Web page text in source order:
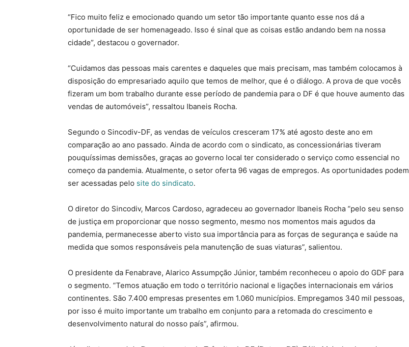
“Fico muito feliz e emocionado quando um setor tão importante quanto esse nos dá a
oportunidade de ser homenageado. Isso é sinal que as coisas estão andando bem na nossa
cidade”, destacou o governador.
“Cuidamos das pessoas mais carentes e daqueles que mais precisam, mas também colocamos à
disposição do empresariado aquilo que temos de melhor, que é o diálogo. A prova de que vocês
fizeram um bom trabalho durante esse período de pandemia para o DF é que houve aumento das
vendas de automóveis”, ressaltou Ibaneis Rocha.
Segundo o Sincodiv-DF, as vendas de veículos cresceram 17% até agosto deste ano em
comparação ao ano passado. Ainda de acordo com o sindicato, as concessionárias tiveram
pouquíssimas demissões, graças ao governo local ter considerado o serviço como essencial no
começo da pandemia. Atualmente, o setor oferta 96 vagas de empregos. As oportunidades podem
ser acessadas pelo site do sindicato.
O diretor do Sincodiv, Marcos Cardoso, agradeceu ao governador Ibaneis Rocha “pelo seu senso
de justiça em proporcionar que nosso segmento, mesmo nos momentos mais agudos da
pandemia, permanecesse aberto visto sua importância para as forças de segurança e saúde na
medida que somos responsáveis pela manutenção de suas viaturas”, salientou.
O presidente da Fenabrave, Alarico Assumpção Júnior, também reconheceu o apoio do GDF para
o segmento. “Temos atuação em todo o território nacional e ligações internacionais em vários
continentes. São 7.400 empresas presentes em 1.060 municípios. Empregamos 340 mil pessoas,
por isso é muito importante um trabalho em conjunto para a retomada do crescimento e
desenvolvimento natural do nosso país”, afirmou.